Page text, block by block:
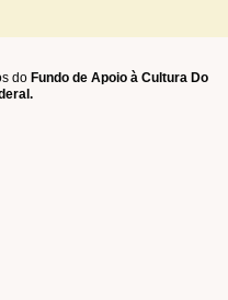
do Fundo de Apoio à Cultura Do